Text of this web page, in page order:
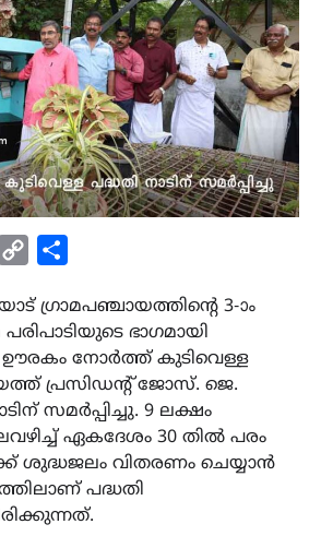
TwitterCopy
ഗ്രാമപഞ്ചായത്തിൻ്റെ 3-ാം
പരിപാടിയുടെ ഭാഗമായി
ഊരകം നോർത്ത് കുടിവെള്ള
പ്രസിഡന്റ് ജോസ്. ജെ.
സമർപ്പിച്ചു. 9 ലക്ഷം
ഏകദേശം 30 തിൽ പരം
ശുദ്ധജലം വിതരണം ചെയ്യാൻ
പദ്ധതി